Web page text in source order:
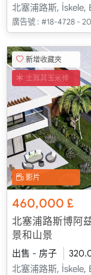
北塞浦路斯, İskele,
廣告號 : #18-4728 -
新增收藏夾
土耳其玉米棒
影片
460,000 £
北塞浦路斯博阿
景和山景
出售 - 房子
北塞浦路斯, İskele,